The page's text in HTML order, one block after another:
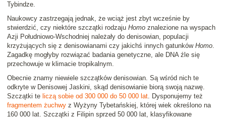
Tybindze.
Naukowcy zastrzegają jednak, że wciąż jest zbyt wcześnie by
stwierdzić, czy niektóre szczątki rodzaju Homo znalezione na wyspach
Azji Południowo-Wschodniej należały do denisowian, populacji
krzyżujących się z denisowianami czy jakichś innych gatunków Homo.
Zagadkę mogłyby rozwiązać badania genetyczne, ale DNA źle się
przechowuje w klimacie tropikalnym.
Obecnie znamy niewiele szczątków denisowian. Są wśród nich te
odkryte w Denisowej Jaskini, skąd denisowianie biorą swoją nazwę.
Szczątki te liczą sobie od 300 000 do 50 000 lat. Dysponujemy też
fragmentem żuchwy z Wyżyny Tybetańskiej, której wiek określono na
160 000 lat. Szczątki z Filipin sprzed 50 000 lat, klasyfikowane